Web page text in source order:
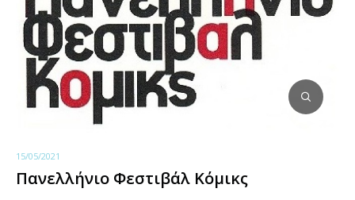
15/05/2021
Πανελλήνιο Φεστιβάλ Κόμικς